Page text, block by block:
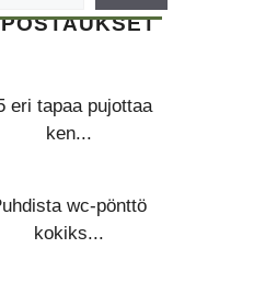
eri tapaa pujottaa
ken...
wc-pönttö
kokiks...